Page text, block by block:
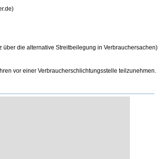
die alternative Streitbeilegung in Verbrauchersachen)
vor einer Verbraucherschlichtungsstelle teilzunehmen.